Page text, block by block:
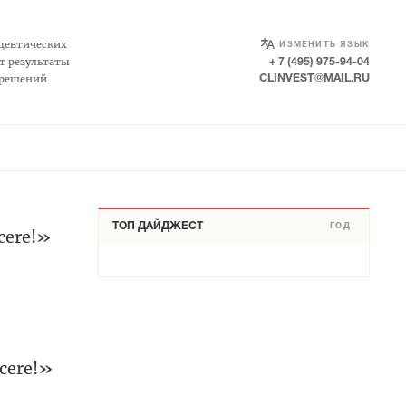
результаты
ИЗМЕНИТЬ ЯЗЫК
SELECT LANGUAGE
+ 7 (495) 975-94-04
CLINVEST@MAIL.RU
ТОП ДАЙДЖЕСТ ГОД